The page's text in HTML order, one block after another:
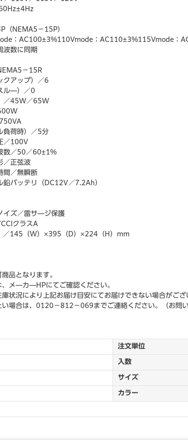
（NEMA5－15P）
：AC100±3%110Vmode：AC110±3%115Vmode：
波数に同期
－15R
クアップ）／6
ル―）／0
／45W／65W
負荷時）／5分
／100V
数／50／60±1%
／正弦波
間／無瞬断
バッテリ（DC12V／7.2Ah）
イズ／雷サ―ジ保護
クラスA
／145（W）×395（D）×224（H）mm
品となります。
メ―カ―HPにてご確認ください。
状況により上記お届け目安にてお届けできない場合がござ
場合は、0120－812－069までご連絡ください。（お問
注文単位
入数
サイズ
カラー